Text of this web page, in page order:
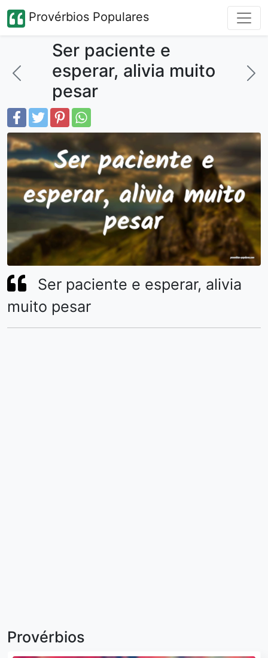
Provérbios Populares
Ser paciente e
esperar, alivia muito
pesar
Ser paciente e esperar, alivia
muito pesar
Provérbios